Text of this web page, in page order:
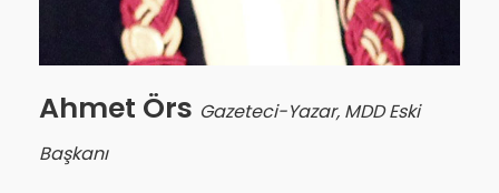
Ahmet Örs Gazeteci-Yazar, MDD Eski
Başkanı